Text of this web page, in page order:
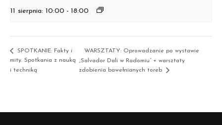
11 sierpnia: 10:00 - 18:00
SPOTKANIE: Fakty i
mity. Spotkania z nauką
i techniką
WARSZTATY: Oprowadzanie po wystawie
„Salvador Dali w Radomiu” + warsztaty
zdobienia bawełnianych toreb